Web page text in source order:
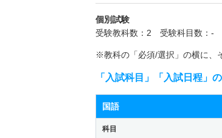
個別試験
受験教科数：2 受験科目数：-
※教科の「必須/選択」の横に、
「入試科目」「入試日程」
国語
科目